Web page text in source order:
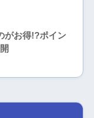
がお得!?ポイン